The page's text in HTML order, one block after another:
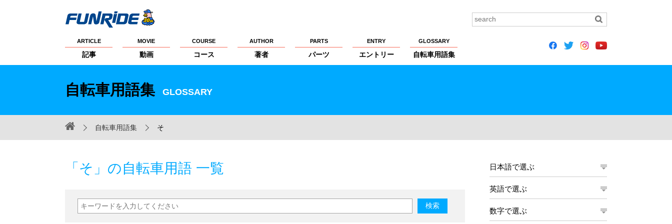
ARTICLE
記事
MOVIE
動画
COURSE
コース
AUTHOR
著者
PARTS
パーツ
ENTRY
エントリー
GLOSSARY
自転車用語集
自転車用語集 GLOSSARY
自転車用語集 そ
「そ」の自転車用語 一覧 日本語で選ぶ
英語で選ぶ
数字で選ぶ